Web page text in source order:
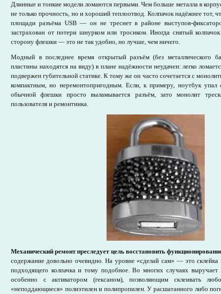
Длинные и тонкие модели ломаются первыми. Чем больше металла в
не только прочность, но и хороший теплоотвод. Колпачок надёжнее тот,
площади разъёма USB — он не треснет в районе выступов-
застрахован от потери шнурком или тросиком. Иногда снятый
сторону флешки — это не так удобно, но лучше, чем ничего.
Модный в последнее время открытый разъём (без металлического
пластины находятся на виду) в плане надёжности неудачен: легко
подвержен губительной статике. К тому же он часто сочетается с
компактным, но неремонтопригодным. Если, к примеру, ноутбук упал
обычной флешки просто выламывается разъём, зато монолит
пользователя и ремонтника.
Механический ремонт преследует цель восстановить
содержание довольно очевидно. На уровне «сделай сам» — это склейка
подходящего колпачка и тому подобное. Во многих случаях выручает
особенно с активатором (гексаном), позволяющим склеивать
«неподдающиеся» полиэтилен и полипропилен. У расшатанного либо